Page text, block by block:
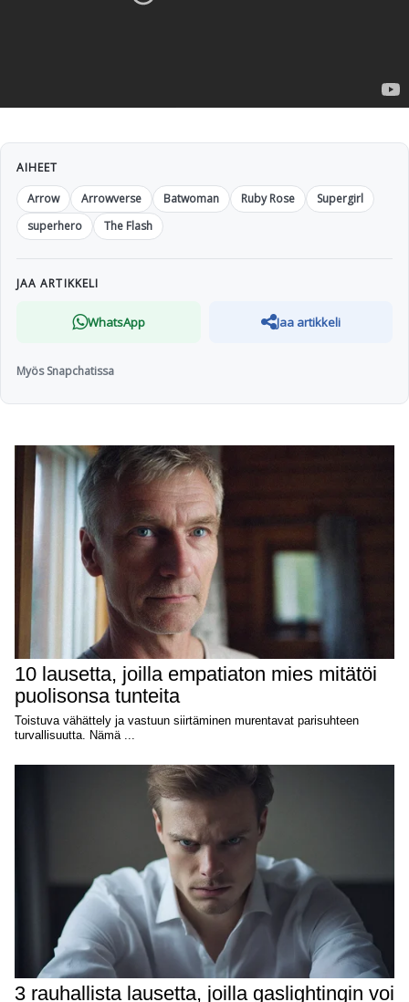
AIHEET
Arrow
Arrowverse Batwoman Ruby Rose
Supergirl
superhero
The Flash
JAA ARTIKKELI
WhatsApp Jaa artikkeli
Myös Snapchatissa